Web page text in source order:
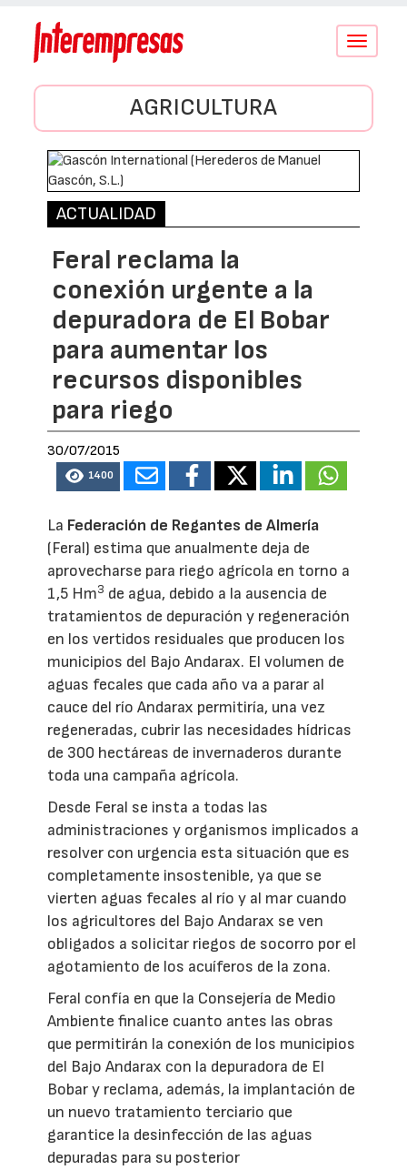
Conmutar
AGRICULTURA
ACTUALIDAD
Feral reclama la
conexión urgente a la
depuradora de El Bobar
para aumentar los
recursos disponibles
para riego
30/07/2015
1400
La Federación de Regantes de Almería
(Feral) estima que anualmente deja de
aprovecharse para riego agrícola en torno a
1,5 Hm3 de agua, debido a la ausencia de
tratamientos de depuración y regeneración
en los vertidos residuales que producen los
municipios del Bajo Andarax. El volumen de
aguas fecales que cada año va a parar al
cauce del río Andarax permitiría, una vez
regeneradas, cubrir las necesidades hídricas
de 300 hectáreas de invernaderos durante
toda una campaña agrícola.
Desde Feral se insta a todas las
administraciones y organismos implicados a
resolver con urgencia esta situación que es
completamente insostenible, ya que se
vierten aguas fecales al río y al mar cuando
los agricultores del Bajo Andarax se ven
obligados a solicitar riegos de socorro por el
agotamiento de los acuíferos de la zona.
Feral confía en que la Consejería de Medio
Ambiente finalice cuanto antes las obras
que permitirán la conexión de los municipios
del Bajo Andarax con la depuradora de El
Bobar y reclama, además, la implantación de
un nuevo tratamiento terciario que
garantice la desinfección de las aguas
depuradas para su posterior